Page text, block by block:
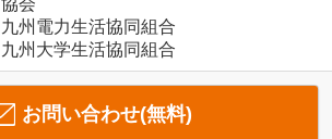
協会
九州電力生活協同組合
九州大学生活協同組合
お問い合わせ(無料)